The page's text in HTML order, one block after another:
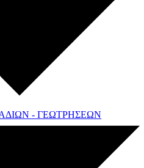
- ΓΕΩΤΡΗΣΕΩΝ